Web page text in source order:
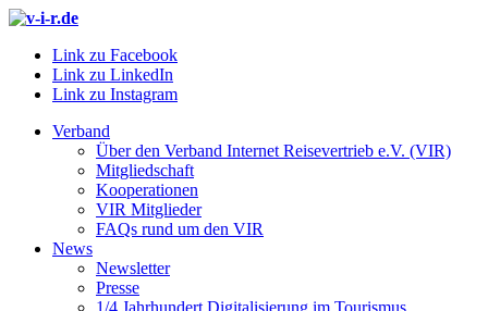
Link zu Facebook
Link zu LinkedIn
Link zu Instagram
Verband
Über den Verband Internet Reisevertrieb e.V. (VIR)
Mitgliedschaft
Kooperationen
VIR Mitglieder
FAQs rund um den VIR
News
Newsletter
Presse
1/4 Jahrhundert Digitalisierung im Tourismus